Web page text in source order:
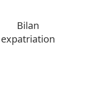
Bilan
expatriation